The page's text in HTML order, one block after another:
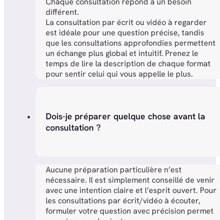
différent.
La consultation par écrit ou vidéo à regarder
est idéale pour une question précise, tandis
que les consultations approfondies permettent
un échange plus global et intuitif. Prenez le
temps de lire la description de chaque format
pour sentir celui qui vous appelle le plus.
Dois-je préparer quelque chose avant la
consultation ?
Aucune préparation particulière n’est
nécessaire. Il est simplement conseillé de venir
avec une intention claire et l’esprit ouvert. Pour
les consultations par écrit/vidéo à écouter,
formuler votre question avec précision permet